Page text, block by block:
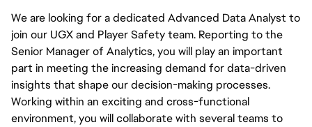
We are looking for a dedicated Advanced Data Analyst to
join our UGX and Player Safety team. Reporting to the
Senior Manager of Analytics, you will play an important
part in meeting the increasing demand for data-driven
insights that shape our decision-making processes.
Working within an exciting and cross-functional
environment, you will collaborate with several teams to